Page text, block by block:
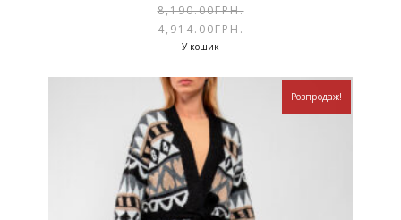
8,190.00ГРН.
4,914.00ГРН.
У кошик
Розпродаж!